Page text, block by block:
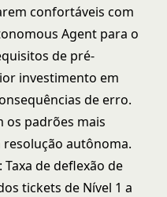
confortáveis com
Agent para o
de pré-
investimento em
de erro.
os padrões mais
autônoma.
: Taxa de deflexão de
tickets de Nível 1 a